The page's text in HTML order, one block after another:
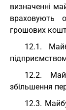
визначенні
враховують
грошових
12.1.
12.2.
збільшення
12.3.